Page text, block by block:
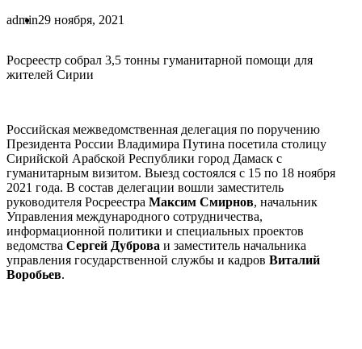
admin29 ноября, 2021
Росреестр собрал 3,5 тонны гуманитарной помощи для
жителей Сирии
Российская межведомственная делегация по поручению
Президента России Владимира Путина посетила столицу
Сирийской Арабской Республики город Дамаск с
гуманитарным визитом. Выезд состоялся с 15 по 18 ноября
2021 года. В состав делегации вошли заместитель
руководителя Росреестра Максим Смирнов, начальник
Управления международного сотрудничества,
информационной политики и специальных проектов
ведомства Сергей Дуброва и заместитель начальника
управления государственной службы и кадров Виталий
Воробьев.